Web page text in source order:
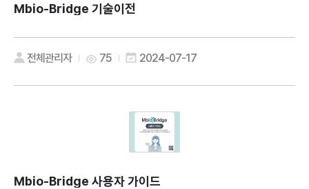
Mbio-Bridge 기술이전
전체관리자 75 2024-07-17
Mbio-Bridge 사용자 가이드